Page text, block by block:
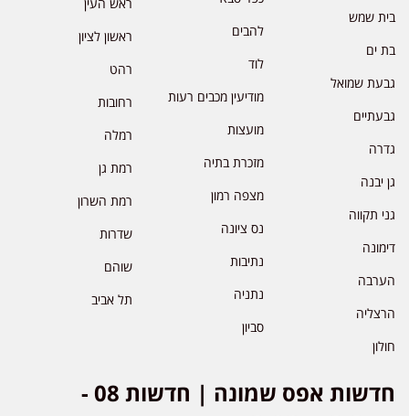
בית שמש
בת ים
גבעת שמואל
גבעתיים
גדרה
גן יבנה
גני תקווה
דימונה
הערבה
הרצליה
חולון
להבים
לוד
מודיעין מכבים רעות
מועצות
מזכרת בתיה
מצפה רמון
נס ציונה
נתיבות
נתניה
סביון
ראשון לציון
רהט
רחובות
רמלה
רמת גן
רמת השרון
שדרות
שוהם
תל אביב
חדשות אפס שמונה | חדשות 08 -